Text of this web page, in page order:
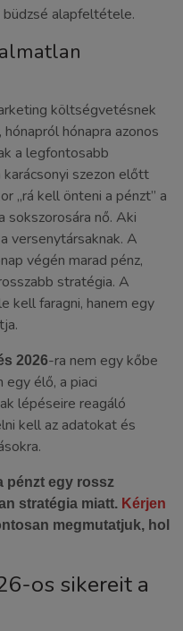
büdzsé alapfeltétele.
költségvetésnek
hónapra azonos
a legfontosabb
karácsonyi szezon előtt
„rá kell önteni a pénzt” a
sokszorosára nő. Aki
versenytársaknak. A
végén marad pénz,
stratégia. A
kell faragni, hanem egy
2026-ra nem egy kőbe
élő, a piaci
lépéseire reagáló
kell az adatokat és
pénzt egy rossz
stratégia miatt. Kérjen
megmutatjuk, hol
os sikereit a